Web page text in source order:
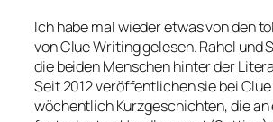
Ich habe mal wieder etwas von den
von Clue Writing gelesen. Rahel und
die beiden Menschen hinter der
Seit 2012 veröffentlichen sie bei
wöchentlich Kurzgeschichten, die an